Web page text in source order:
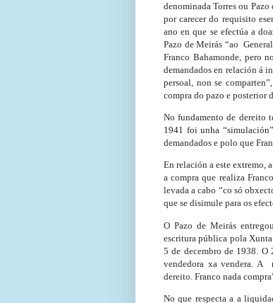
denominada Torres ou
por carecer do requisito
ano en que se efectúa a
Pazo de Meirás “ao
Franco Bahamonde, pero
demandados en relación á
persoal, non se
compra do pazo e posterior
No fundamento de dereito
1941 foi unha
demandados e polo que
En relación a este extremo,
a compra que realiza
levada a cabo “co só
que se disimule para os
O Pazo de Meirás
escritura pública pola
5 de decembro de 1938. O
vendedora xa vendera. A
dereito. Franco nada
No que respecta a a